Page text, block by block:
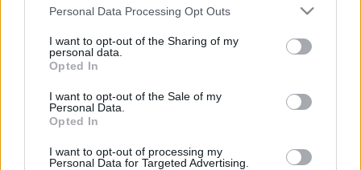
Please note that this website/app uses one or more Google
not limited to your visit or usage behaviour. You may click to
grant or deny consent to Google and its third-party tags to
use your data for below specified purposes in below Google
consent section.
Personal Data Processing Opt Outs
I want to opt-out of the Sharing of my
personal data.
Opted In
I want to opt-out of the Sale of my
Personal Data.
Opted In
I want to opt-out of processing my
Personal Data for Targeted Advertising.
NYÁRON VONATTAL A BALATONHOZ
2021. szeptember. 19. 15:39
Az utószezonban sem lankadt az utazási kedv.
RODOSZI NYARALÁSÁN ÍRTA LEJÁRATÓ
POSZTJÁT ÚJSÁGÍRÓNKRÓL A GYŐRI
POLGÁRMESTER
2021. augusztus. 09. 16:49
Kék habok, fehér falak, gyűlölködés.